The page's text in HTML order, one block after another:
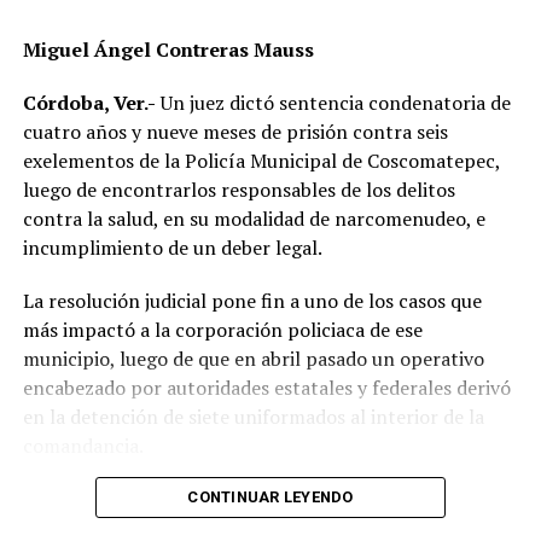
conocimiento del accidente, realizar el peritaje
correspondiente y deslindar responsabilidades.
Las autoridades no descartaron que las condiciones del
clima hayan influido en el percance, ya que durante la
tarde se registraron lluvias que dejaron el pavimento
mojado y con menor adherencia.
parte de las investigaciones para determinar la
mecánica del accidente y establecer si existió
responsabilidad por parte de alguno de los conductores.
Las autoridades exhortaron a los automovilistas y
límites de velocidad y aumentar la distancia de
seguridad entre vehículos, especialmente durante la
Miguel Ángel Contreras Mauss
Córdoba, Ver.-Un juez dictó sentencia condenatoria de
cuatro años y nueve meses de prisión contra seis
exelementos de la Policía Municipal de Coscomatepec,
luego de encontrarlos responsables de los delitos
contra la salud, en su modalidad de narcomenudeo, e
incumplimiento de un deber legal.
La resolución judicial pone fin a uno de los casos que
más impactó a la corporación policiaca de ese
municipio, luego de que en abril pasado un operativo
encabezado por autoridades estatales y federales derivó
en la detención de siete uniformados al interior de la
La intervención se realizó el 10 de abril mediante un
CONTINUAR LEYENDO